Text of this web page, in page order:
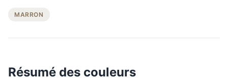
MARRON
Résumé des couleurs